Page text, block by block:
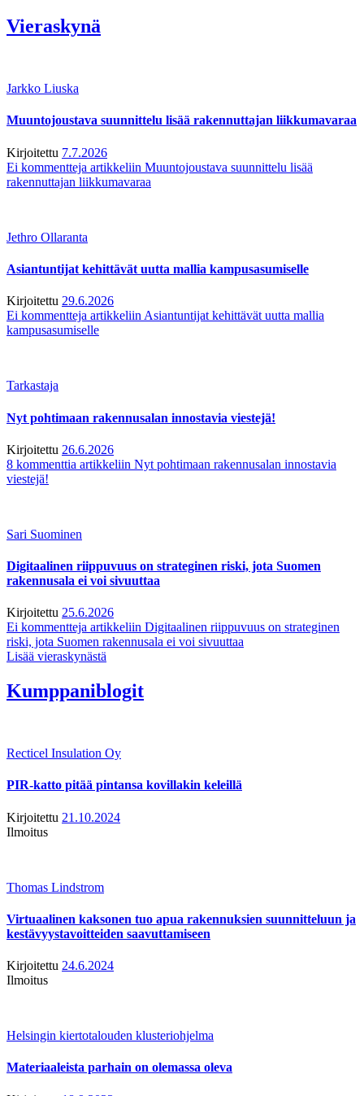
Vieraskynä
Jarkko Liuska
Muuntojoustava suunnittelu lisää rakennuttajan liikkumavaraa
Kirjoitettu 7.7.2026
Ei kommentteja artikkeliin Muuntojoustava suunnittelu lisää
rakennuttajan liikkumavaraa
Jethro Ollaranta
Asiantuntijat kehittävät uutta mallia kampusasumiselle
Kirjoitettu 29.6.2026
Ei kommentteja artikkeliin Asiantuntijat kehittävät uutta mallia
kampusasumiselle
Tarkastaja
Nyt pohtimaan rakennusalan innostavia viestejä!
Kirjoitettu 26.6.2026
8 kommenttia artikkeliin Nyt pohtimaan rakennusalan innostavia
viestejä!
Sari Suominen
Digitaalinen riippuvuus on strateginen riski, jota Suomen
rakennusala ei voi sivuuttaa
Kirjoitettu 25.6.2026
Ei kommentteja artikkeliin Digitaalinen riippuvuus on strateginen
riski, jota Suomen rakennusala ei voi sivuuttaa
Lisää vieraskynästä
Kumppaniblogit
Recticel Insulation Oy
PIR-katto pitää pintansa kovillakin keleillä
Kirjoitettu 21.10.2024
Ilmoitus
Thomas Lindstrom
Virtuaalinen kaksonen tuo apua rakennuksien suunnitteluun ja
kestävyystavoitteiden saavuttamiseen
Kirjoitettu 24.6.2024
Ilmoitus
Helsingin kiertotalouden klusteriohjelma
Materiaaleista parhain on olemassa oleva